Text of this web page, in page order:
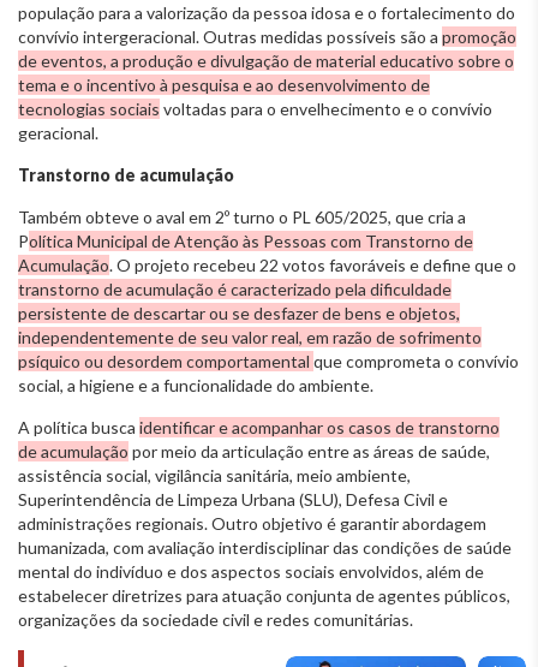
população para a valorização da pessoa idosa e o fortalecimento do
convívio intergeracional. Outras medidas possíveis são a promoção
de eventos, a produção e divulgação de material educativo sobre o
tema e o incentivo à pesquisa e ao desenvolvimento de
tecnologias sociais voltadas para o envelhecimento e o convívio
geracional.
Transtorno de acumulação
Também obteve o aval em 2º turno o PL 605/2025, que cria a
Política Municipal de Atenção às Pessoas com Transtorno de
Acumulação. O projeto recebeu 22 votos favoráveis e define que o
transtorno de acumulação é caracterizado pela dificuldade
persistente de descartar ou se desfazer de bens e objetos,
independentemente de seu valor real, em razão de sofrimento
psíquico ou desordem comportamental que comprometa o convívio
social, a higiene e a funcionalidade do ambiente.
A política busca identificar e acompanhar os casos de transtorno
de acumulação por meio da articulação entre as áreas de saúde,
assistência social, vigilância sanitária, meio ambiente,
Superintendência de Limpeza Urbana (SLU), Defesa Civil e
administrações regionais. Outro objetivo é garantir abordagem
humanizada, com avaliação interdisciplinar das condições de saúde
mental do indivíduo e dos aspectos sociais envolvidos, além de
estabelecer diretrizes para atuação conjunta de agentes públicos,
organizações da sociedade civil e redes comunitárias.